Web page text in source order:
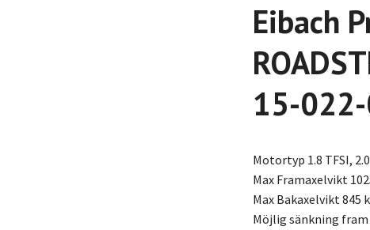
Eibach
15-
Motortyp 1.8 TFSI,
Max Framaxelvikt
Max Bakaxelvikt 845
Möjlig sänkning fram